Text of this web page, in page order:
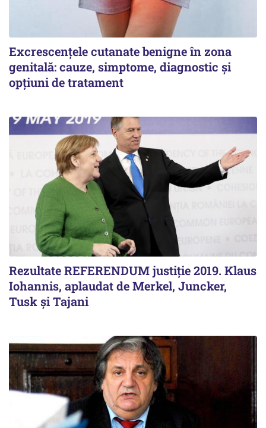
Excrescențele cutanate benigne în zona
genitală: cauze, simptome, diagnostic și
opțiuni de tratament
Rezultate REFERENDUM justiție 2019. Klaus
Iohannis, aplaudat de Merkel, Juncker,
Tusk și Tajani